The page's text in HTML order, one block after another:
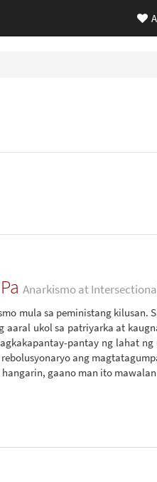
Anarkismo at
mula sa peministang kilusan.
ukol sa patriyarka at
pantay ng lahat
ang
gaano man ito